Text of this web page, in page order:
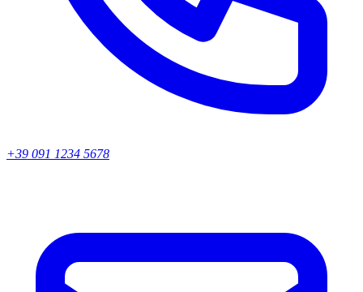
+39 091 1234 5678